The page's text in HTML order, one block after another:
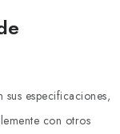
especificaciones,
con otros